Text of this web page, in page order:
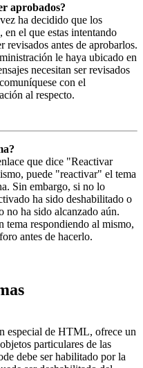
aprobados?
ha decidido que los
el que estas intentando
revisados antes de aprobarlos.
le haya ubicado en
necesitan ser revisados
con el
al respecto.
que dice "Reactivar
puede "reactivar" el tema
Sin embargo, si no lo
ha sido deshabilitado o
no ha sido alcanzado aún.
tema respondiendo al mismo,
antes de hacerlo.
especial de HTML, ofrece un
particulares de las
debe ser habilitado por la